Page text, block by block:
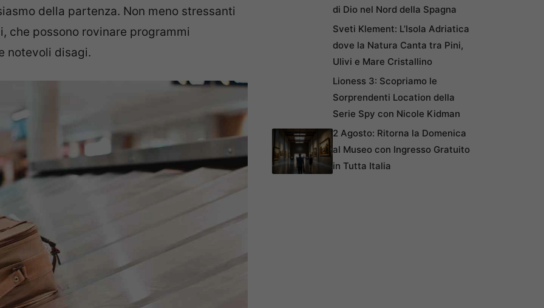
della partenza. Non meno stressanti
che possono rovinare programmi
notevoli disagi.
di Dio nel Nord della Spagna
Sveti Klement: L’Isola Adriatica
dove la Natura Canta tra Pini,
Ulivi e Mare Cristallino
Lioness 3: Scopriamo le
Sorprendenti Location della
Serie Spy con Nicole Kidman
2 Agosto: Ritorna la Domenica
al Museo con Ingresso Gratuito
in Tutta Italia